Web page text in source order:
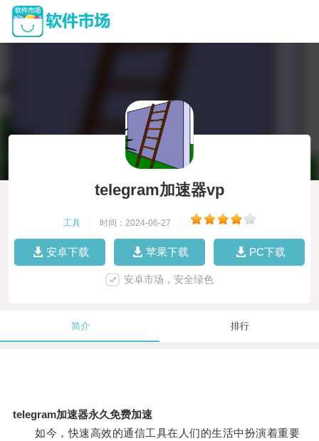
telegram加速器vp
工具 时间：2024-06-27
安卓下载 苹果下载 PC下载
安卓市场，安全绿色
简介 排行
telegram加速器永久免费加速
如今，快速高效的通信工具在人们的生活中扮演着重要